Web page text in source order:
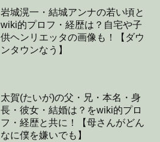
岩城滉一・結城アンナの若い頃と
wiki的プロフ・経歴は？自宅や子
供ヘンリエッタの画像も！【ダウ
ンタウンなう】
太賀(たいが)の父・兄・本名・身
長・彼女・結婚は？をwiki的プロ
フ・経歴と共に！【母さんがどん
なに僕を嫌いでも】